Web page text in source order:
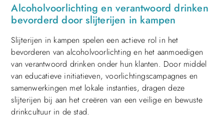
Alcoholvoorlichting en verantwoord drinken
bevorderd door slijterijen in kampen
Slijterijen in kampen spelen een actieve rol in het
bevorderen van alcoholvoorlichting en het aanmoedigen
van verantwoord drinken onder hun klanten. Door middel
van educatieve initiatieven, voorlichtingscampagnes en
samenwerkingen met lokale instanties, dragen deze
slijterijen bij aan het creëren van een veilige en bewuste
drinkcultuur in de stad.